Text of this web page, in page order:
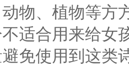
物、植物等方
适合用来给女
免使用到这类